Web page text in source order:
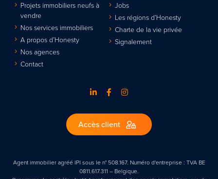
Projets immobiliers neufs à
vendre
Nos services immobiliers
A propos d’Honesty
Nos agences
Contact
Jobs
Les régions d’Honesty
Charte de la vie privée
Signalement
Accès client
Agent immobilier agréé IPI sous le n° 508.167. Numéro d'entreprise : TVA BE
0811.617.311 – Belgique.